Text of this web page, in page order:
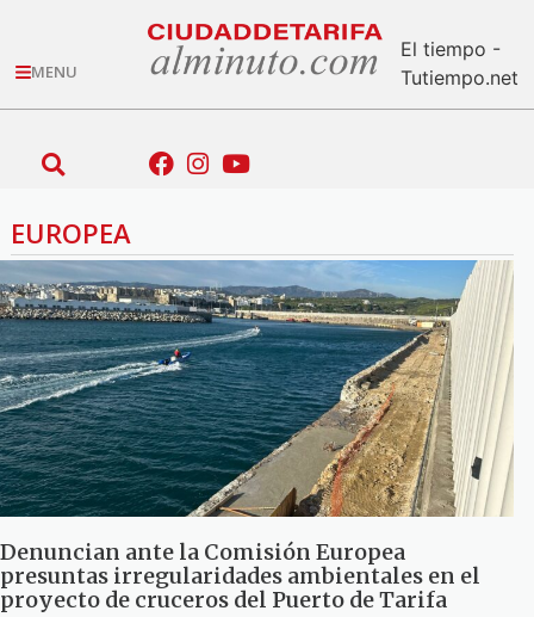
MENU
El tiempo -
Tutiempo.net
EUROPEA
Denuncian ante la Comisión Europea
presuntas irregularidades ambientales en el
proyecto de cruceros del Puerto de Tarifa